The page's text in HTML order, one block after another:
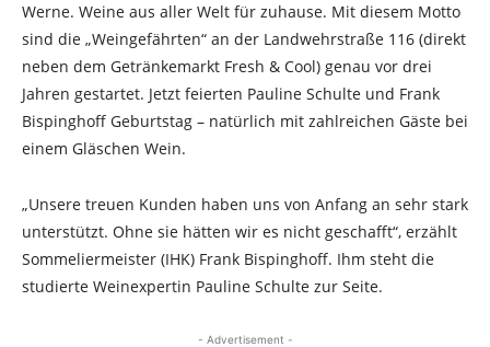
Werne. Weine aus aller Welt für zuhause. Mit diesem Motto
sind die „Weingefährten“ an der Landwehrstraße 116 (direkt
neben dem Getränkemarkt Fresh & Cool) genau vor drei
Jahren gestartet. Jetzt feierten Pauline Schulte und Frank
Bispinghoff Geburtstag – natürlich mit zahlreichen Gäste bei
einem Gläschen Wein.
„Unsere treuen Kunden haben uns von Anfang an sehr stark
unterstützt. Ohne sie hätten wir es nicht geschafft“, erzählt
Sommeliermeister (IHK) Frank Bispinghoff. Ihm steht die
studierte Weinexpertin Pauline Schulte zur Seite.
- Advertisement -